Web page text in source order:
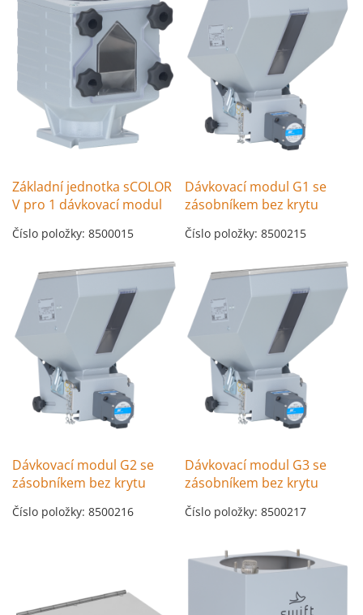
Základní jednotka sCOLOR
V pro 1 dávkovací modul
Číslo položky: 8500015
Dávkovací modul G1 se
zásobníkem bez krytu
Číslo položky: 8500215
Dávkovací modul G2 se
zásobníkem bez krytu
Číslo položky: 8500216
Dávkovací modul G3 se
zásobníkem bez krytu
Číslo položky: 8500217